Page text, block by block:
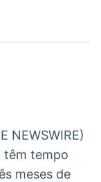
APIs para
e
Wallboard
Conteúdos e
dados para
displays e telas
NEWSWIRE)
têm tempo
meses de